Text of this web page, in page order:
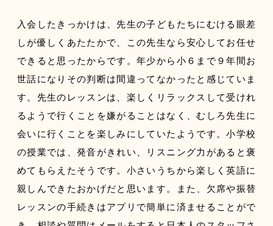
入会したきっかけは、先生の子どもたちにむける眼差
しが優しくあたたかで、この先生なら安心してお任せ
できると思ったからです。年少から小６まで９年間お
世話になりその判断は間違ってなかったと感じていま
す。先生のレッスンは、楽しくリラックスして受けれ
るようで行くことを嫌がることはなく、むしろ先生に
会いに行くことを楽しみにしていたようです。小学校
の授業では、発音がきれい、リスニング力があると褒
めてもらえたそうです。小さいうちから楽しく英語に
親しんできたおかげだと思います。また、欠席や振替
レッスンの手続きはアプリで簡単に済ませることがで